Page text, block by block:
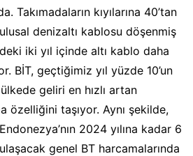
Takımadaların kıyılarına 40’tan
denizaltı kablosu döşenmiş
iki yıl içinde altı kablo daha
BİT, geçtiğimiz yıl yüzde 10’un
geliri en hızlı artan
özelliğini taşıyor. Aynı şekilde,
2024 yılına kadar 6
genel BT harcamalarında